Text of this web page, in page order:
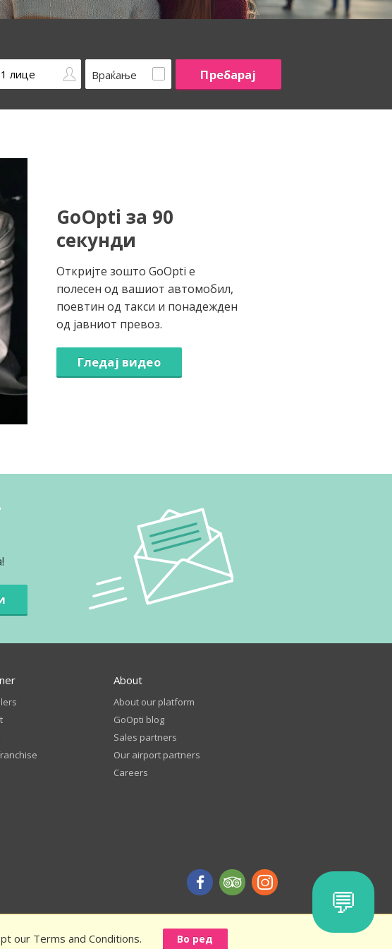
our Terms and Conditions. Во ред
Враќање
GoOpti за 90
секунди
Откријте зошто GoOpti е
полесен од вашиот автомобил,
поевтин од такси и понадежден
од јавниот превоз.
Гледај видео
About
About our platform
GoOpti blog
Sales partners
Our airport partners
Careers
us and get a discount - terms and conditions
💬